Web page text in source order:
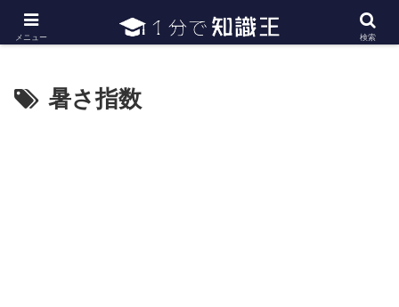
日常で必要な常識・知識や雑学・豆知識を幅広く紹介
暑さ指数
メニュー 検索